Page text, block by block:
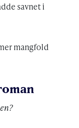
savnet i
mangfold